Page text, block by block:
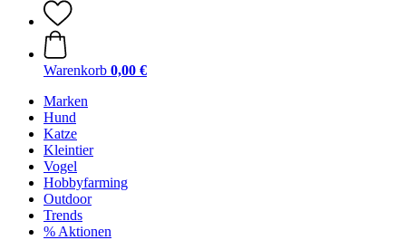
Warenkorb 0,00 €
Marken
Hund
Katze
Kleintier
Vogel
Hobbyfarming
Outdoor
Trends
% Aktionen